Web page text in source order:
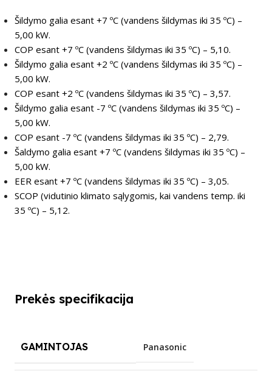
Šildymo galia esant +7 ºC (vandens šildymas iki 35 ºС) –
5,00 kW.
COP esant +7 ºC (vandens šildymas iki 35 ºС) – 5,10.
Šildymo galia esant +2 ºC (vandens šildymas iki 35 ºС) –
5,00 kW.
COP esant +2 ºC (vandens šildymas iki 35 ºС) – 3,57.
Šildymo galia esant -7 ºC (vandens šildymas iki 35 ºС) –
5,00 kW.
COP esant -7 ºC (vandens šildymas iki 35 ºС) – 2,79.
Šaldymo galia esant +7 ºC (vandens šildymas iki 35 ºС) –
5,00 kW.
EER esant +7 ºC (vandens šildymas iki 35 ºС) – 3,05.
SCOP (vidutinio klimato sąlygomis, kai vandens temp. iki
35 ºС) – 5,12.
Prekės specifikacija
GAMINTOJAS Panasonic